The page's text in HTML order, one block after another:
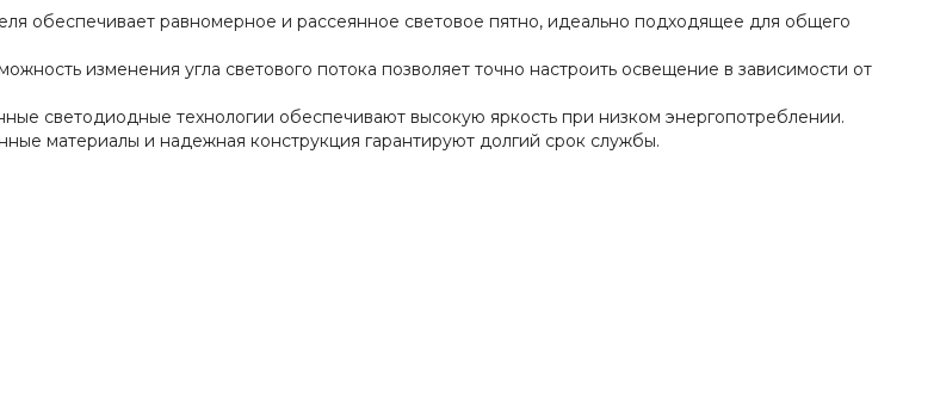
обеспечивает равномерное и рассеянное световое пятно, идеально подходящее для общего
изменения угла светового потока позволяет точно настроить освещение в зависимости от
светодиодные технологии обеспечивают высокую яркость при низком энергопотреблении.
материалы и надежная конструкция гарантируют долгий срок службы.